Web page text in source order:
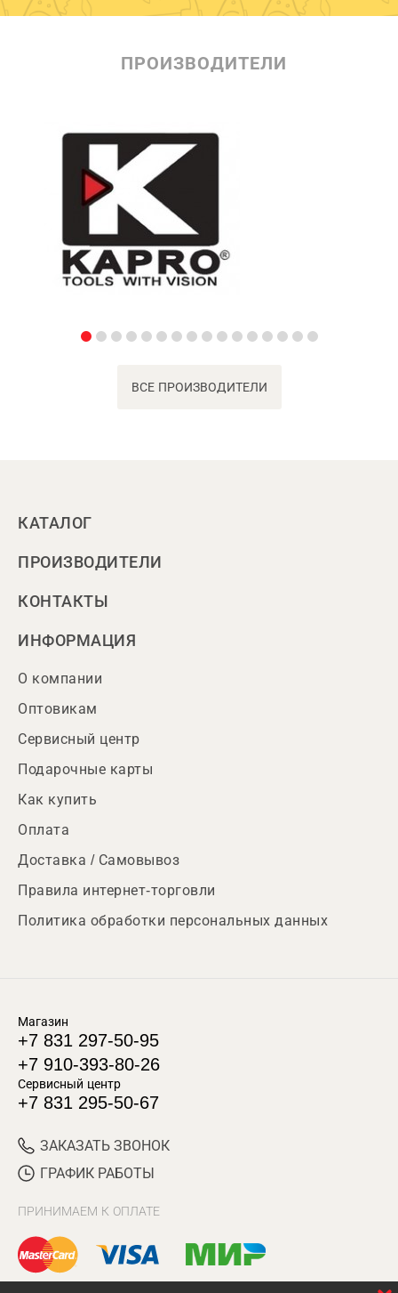
ПРОИЗВОДИТЕЛИ
ВСЕ ПРОИЗВОДИТЕЛИ
КАТАЛОГ
ПРОИЗВОДИТЕЛИ
КОНТАКТЫ
ИНФОРМАЦИЯ
О компании
Оптовикам
Сервисный центр
Подарочные карты
Как купить
Оплата
Доставка / Самовывоз
Правила интернет-торговли
Политика обработки персональных данных
Магазин
+7 831 297-50-95
+7 910-393-80-26
Сервисный центр
+7 831 295-50-67
ЗАКАЗАТЬ ЗВОНОК
ГРАФИК РАБОТЫ
ПРИНИМАЕМ К ОПЛАТЕ